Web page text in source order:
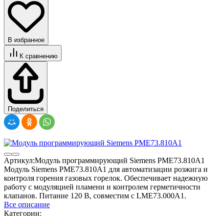
В избранное
К сравнению
Поделиться
Артикул:Модуль программирующий Siemens PME73.810A1
Модуль Siemens PME73.810A1 для автоматизации розжига и
контроля горения газовых горелок. Обеспечивает надежную
работу с модуляцией пламени и контролем герметичности
клапанов. Питание 120 В, совместим с LME73.000A1.
Все описание
Категории: